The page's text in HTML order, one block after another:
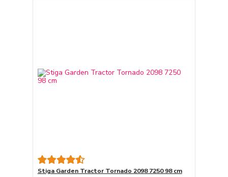
Stiga Garden Tractor Tornado 2098 7250 98 cm